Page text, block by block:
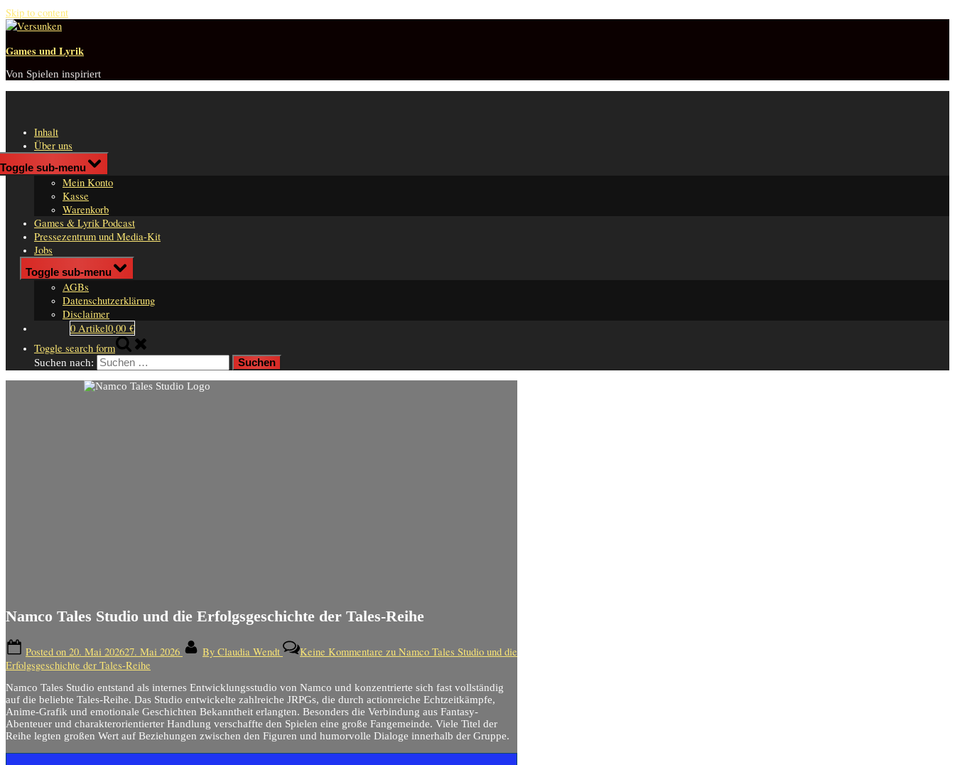
Skip to content
Games und Lyrik
Von Spielen inspiriert
Inhalt
Über uns
Shop
Toggle sub-menu
Mein Konto
Kasse
Warenkorb
Games & Lyrik Podcast
Pressezentrum und Media-Kit
Jobs
Impressum
Toggle sub-menu
AGBs
Datenschutzerklärung
Disclaimer
0 Artikel0,00 €
Toggle search form
Suchen nach:
Namco Tales Studio und die Erfolgsgeschichte der Tales-Reihe
Posted on 20. Mai 202627. Mai 2026 By Claudia Wendt Keine Kommentare zu Namco Tales Studio und die
Erfolgsgeschichte der Tales-Reihe
Namco Tales Studio entstand als internes Entwicklungsstudio von Namco und konzentrierte sich fast vollständig
auf die beliebte Tales-Reihe. Das Studio entwickelte zahlreiche JRPGs, die durch actionreiche Echtzeitkämpfe,
Anime-Grafik und emotionale Geschichten Bekanntheit erlangten. Besonders die Verbindung aus Fantasy-
Abenteuer und charakterorientierter Handlung verschaffte den Spielen eine große Fangemeinde. Viele Titel der
Reihe legten großen Wert auf Beziehungen zwischen den Figuren und humorvolle Dialoge innerhalb der Gruppe.